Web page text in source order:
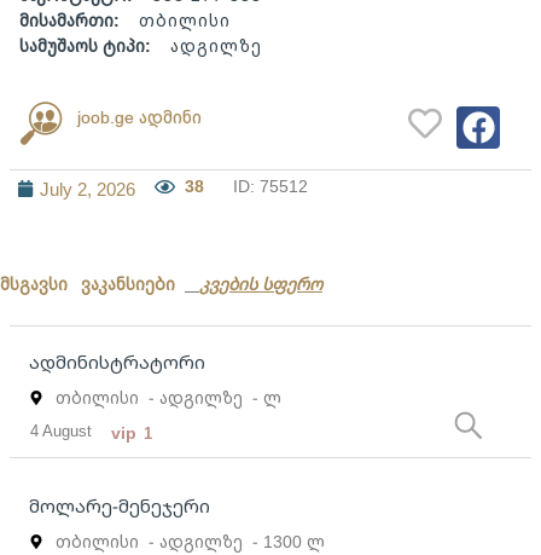
მისამართი:
თბილისი
სამუშაოს ტიპი:
ადგილზე
joob.ge ადმინი
July 2, 2026 38 ID: 75512
მსგავსი ვაკანსიები კვების სფერო
ადმინისტრატორი
თბილისი - ადგილზე - ლ
4 August vip 1
მოლარე-მენეჯერი
თბილისი - ადგილზე - 1300 ლ